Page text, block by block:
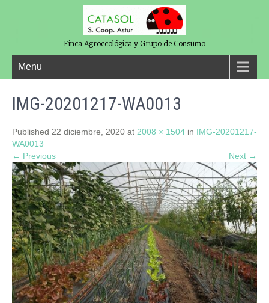
Finca Agroecológica y Grupo de Consumo
Menu
IMG-20201217-WA0013
Published 22 diciembre, 2020 at 2008 × 1504 in IMG-20201217-
WA0013
← Previous
Next →